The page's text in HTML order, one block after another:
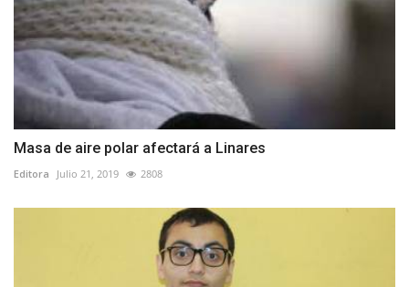
Masa de aire polar afectará a Linares
Editora Julio 21, 2019 2808